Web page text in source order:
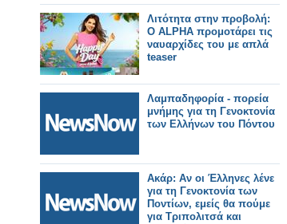
πλεονέκτημα της χώρας
Λιτότητα στην προβολή:
Ο ALPHA προμοτάρει τις
ναυαρχίδες του με απλά
teaser
Λαμπαδηφορία - πορεία
μνήμης για τη Γενοκτονία
των Ελλήνων του Πόντου
Ακάρ: Αν οι Έλληνες λένε
για τη Γενοκτονία των
Ποντίων, εμείς θα πούμε
για Τριπολιτσά και